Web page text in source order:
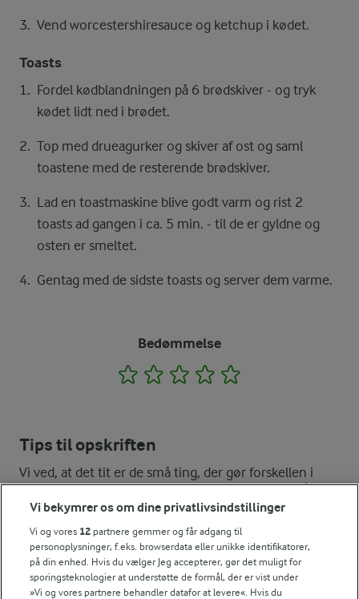
Vend worcestershiresauce og ketchup i kødet.
Toasts
Fordel kødblandningen på 6 brødskiver - og tryk
kødet lidt ned i brødet.
Top med drueagurker og skiver af ost og saml
toastene med de resterende brødskiver.
Lad en toastmaskine blive godt varm og rist 2
toasts ad gangen i ca. 5 min. - til de er gyldne og
osten er smeltet.
Gentag med de sidste toasts og server dem varme.
Bedømmelse
1 2 3 4
Tips til opskriften
Vi ved, at det tit er de små ting, der gør forskellen i
køkkenet. Derfor deler vi de tips, vi selv bruger, når vi
laver mad og udvikler opskrifter.
TIP
Har du en bøf til overs fra i går, kan du give den nyt liv i en
Vi bekymrer os om dine privatlivsindstillinger
Vi og vores 12 partnere gemmer og får adgang til
personoplysninger, f.eks. browserdata eller unikke identifikatorer,
på din enhed. Hvis du vælger Jeg accepterer, gør det muligt for
sporingsteknologier at understøtte de formål, der er vist under
»Vi og vores partnere behandler datafor at levere«. Hvis du